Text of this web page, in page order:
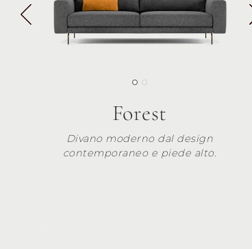
Forest
Divano moderno dal design
contemporaneo e piede alto.